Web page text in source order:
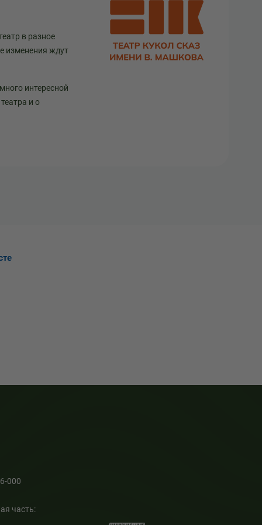
в разное
изменения ждут
интересной
и о
000
часть: